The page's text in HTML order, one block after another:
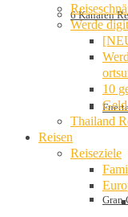
6 Kanaren
Gran
Werde
10
Thailand
Reisen
Reiseziele